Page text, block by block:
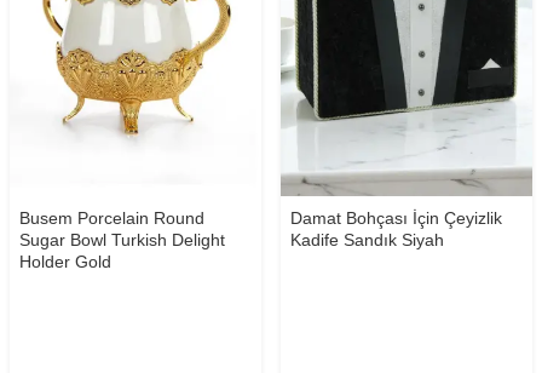
Busem Porcelain Round
Sugar Bowl Turkish Delight
Holder Gold
Damat Bohçası İçin Çeyizlik
Kadife Sandık Siyah